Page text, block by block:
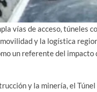
vías de acceso, túneles
y la logística
un referente del
y la minería, el